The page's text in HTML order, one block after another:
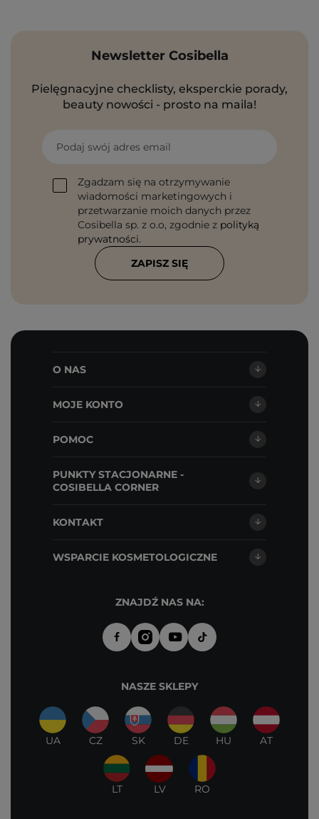
Newsletter Cosibella
Pielęgnacyjne checklisty, eksperckie porady,
beauty nowości - prosto na maila!
Podaj swój adres email
Zgadzam się na otrzymywanie
wiadomości marketingowych i
przetwarzanie moich danych przez
Cosibella sp. z o.o, zgodnie z polityką
prywatności.
ZAPISZ SIĘ
O NAS
MOJE KONTO
POMOC
PUNKTY STACJONARNE -
COSIBELLA CORNER
KONTAKT
WSPARCIE KOSMETOLOGICZNE
ZNAJDŹ NAS NA:
NASZE SKLEPY
UA CZ SK DE HU AT
LT LV RO